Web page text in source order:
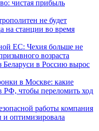
чистая прибыль
не будет
на станции во время
ЕС: Чехия больше не
возраста
Беларуси в Россию вырос
в Москве: какие
РФ, чтобы переломить ход
работы компания
и оптимизировала